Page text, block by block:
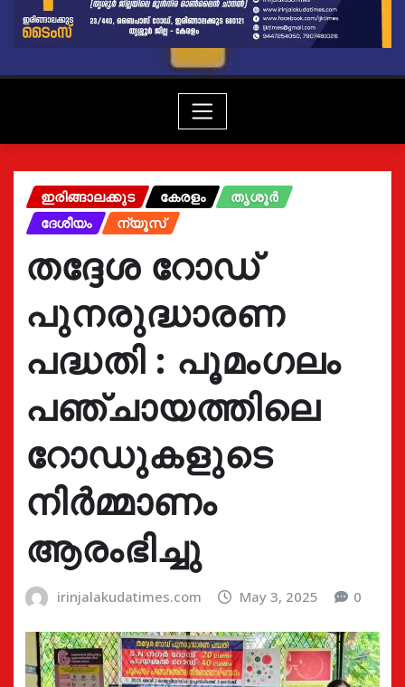
ഇരിങ്ങാലക്കുട കേരളം
തൃശൂർ
ദേശീയം
ന്യൂസ്
തദ്ദേശ റോഡ്
പുനരുദ്ധാരണ
പദ്ധതി : പൂമംഗലം
പഞ്ചായത്തിലെ
റോഡുകളുടെ
നിർമ്മാണം
ആരംഭിച്ചു
irinjalakudatimes.com May 3, 2025 0